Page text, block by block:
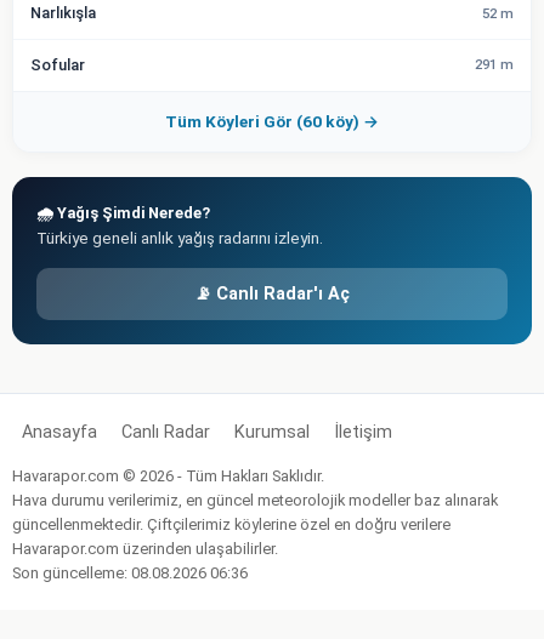
Narlıkışla 52 m
Sofular 291 m
Tüm Köyleri Gör (60 köy) →
🌧️ Yağış Şimdi Nerede?
Türkiye geneli anlık yağış radarını izleyin.
📡 Canlı Radar'ı Aç
Anasayfa Canlı Radar Kurumsal İletişim
Havarapor.com © 2026 - Tüm Hakları Saklıdır.
Hava durumu verilerimiz, en güncel meteorolojik modeller baz alınarak
güncellenmektedir. Çiftçilerimiz köylerine özel en doğru verilere
Havarapor.com üzerinden ulaşabilirler.
Son güncelleme: 08.08.2026 06:36